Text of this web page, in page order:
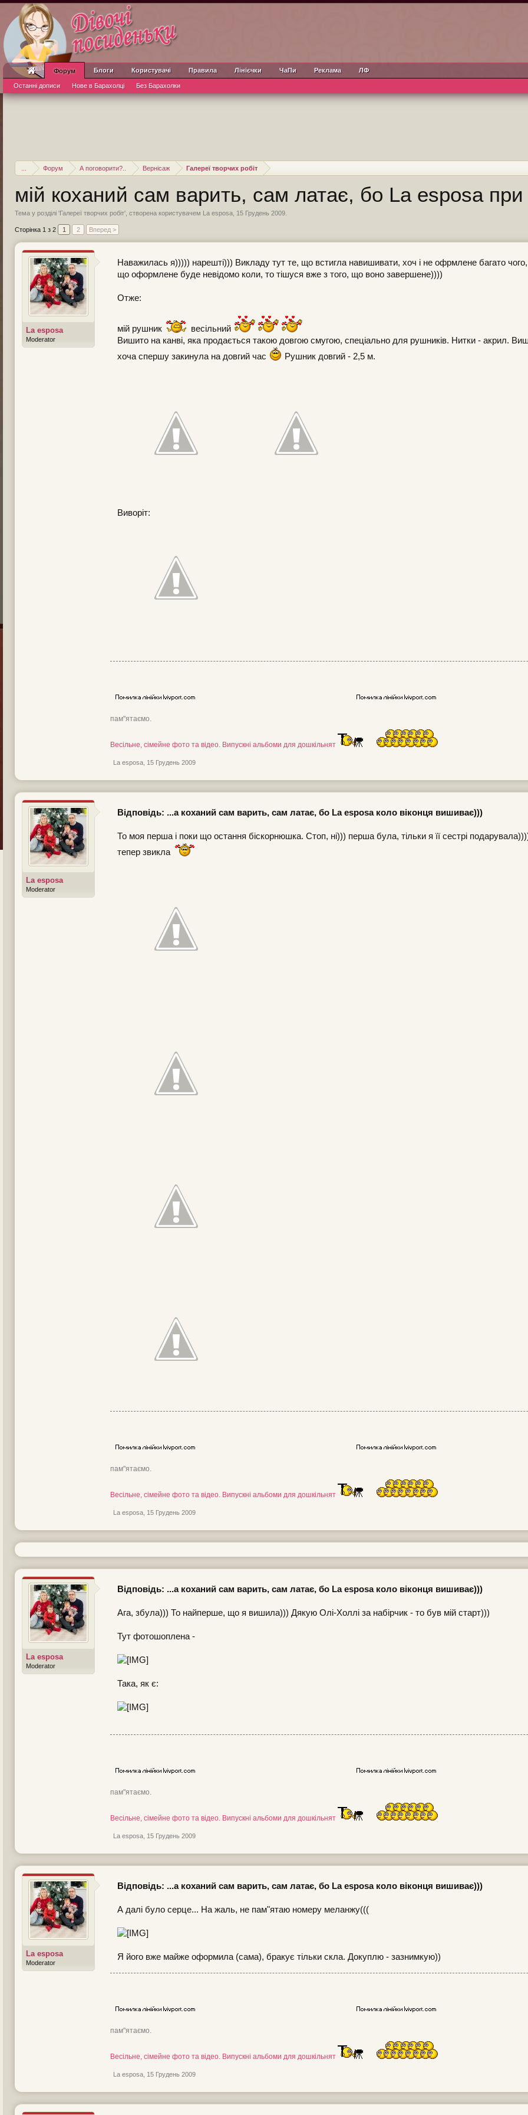
Форум А поговорити?.. Вернісаж Галереї творчих робіт
мій коханий сам варить, сам латає, бо La esposa при
Тема у розділі 'Галереї творчих робіт', створена користувачем La esposa 15 Грудень 2009
Сторінка 1 з 2 1 2 Вперед >
La esposa
Moderator
Наважилась я))))) нарешті))) Викладу тут те, що встигла навишивати, хоч і не офрмлене багато
що оформлене буде невідомо коли, то тішуся вже з того, що воно завершене))))
Отже:
мій рушник
весільний
Вишито на канві, яка продається такою довгою смугою, спеціально для рушників. Нитки - акрил.
хоча спершу закинула на довгий час
Рушник довгий - 2,5 м.
Виворіт:
пам"ятаємо.
Весільне, сімейне фото та відео. Випускні альбоми для дошкільнят
La esposa 15 Грудень 2009
La esposa
Moderator
Відповідь: ...а коханий сам варить, сам латає, бо La esposa коло віконця вишиває)))
То моя перша і поки що остання біскорнюшка. Стоп, ні))) перша була, тільки я її сестрі
тепер звикла
пам"ятаємо.
Весільне, сімейне фото та відео. Випускні альбоми для дошкільнят
La esposa 15 Грудень 2009
La esposa
Moderator
Відповідь: ...а коханий сам варить, сам латає, бо La esposa коло віконця вишиває)))
Ага, збула))) То найперше, що я вишила))) Дякую Олі-Холлі за набірчик - то був мій старт)))
Тут фотошоплена -
Така, як є:
пам"ятаємо.
Весільне, сімейне фото та відео. Випускні альбоми для дошкільнят
La esposa 15 Грудень 2009
La esposa
Moderator
Відповідь: ...а коханий сам варить, сам латає, бо La esposa коло віконця вишиває)))
А далі було серце... На жаль, не пам"ятаю номеру меланжу(((
Я його вже майже оформила (сама), бракує тільки скла. Докуплю - зазнимкую))
пам"ятаємо.
Весільне, сімейне фото та відео. Випускні альбоми для дошкільнят
La esposa 15 Грудень 2009
Форум
Останні дописи Нове в Барахолці Без Барахолки
Блоги Користувачі Правила Лінієчки ЧаПи Реклама ЛФ